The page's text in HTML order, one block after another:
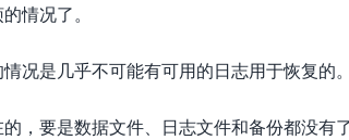
情况了。
况是几乎不可能有可用的日志用于恢复的
，要是数据文件、日志文件和备份都没有